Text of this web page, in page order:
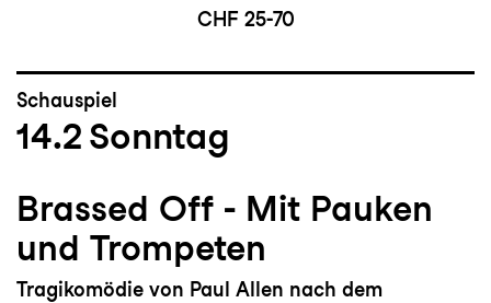
CHF 25-70
Schauspiel
14.2 Sonntag
Brassed Off - Mit Pauken
und Trompeten
Tragikomödie von Paul Allen nach dem